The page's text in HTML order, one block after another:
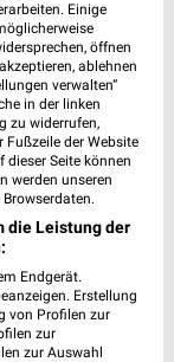
Ulzburg
Einige
öffnen
ablehnen
verwalten“
in der linken
zu widerrufen,
Fußzeile der Website
dieser Seite können
werden unseren
die Leistung der
Endgerät.
Erstellung
von Profilen zur
zur
zur Auswahl